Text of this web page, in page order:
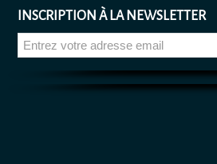
INSCRIPTION À LA NEWSLETTER